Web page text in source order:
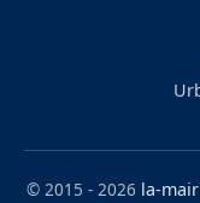
© 2015 - 2026 la-